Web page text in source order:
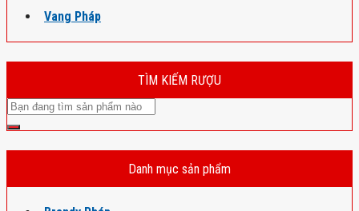
Vang Pháp
TÌM KIẾM RƯỢU
Danh mục sản phẩm